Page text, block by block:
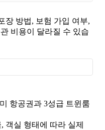
장 방법, 보험 가입 여부,
비용이 달라질 수 있습
항공권과 3성급 트윈룸
객실 형태에 따라 실제